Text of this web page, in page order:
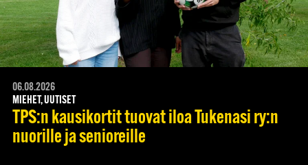
06.08.2026
MIEHET, UUTISET
TPS:n kausikortit tuovat iloa Tukenasi ry:n
nuorille ja senioreille